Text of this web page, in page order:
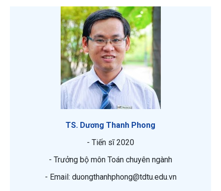
TS. Dương Thanh Phong
- Tiến sĩ 2020
- Trưởng bộ môn Toán chuyên ngành
- Email: duongthanhphong@tdtu.edu.vn